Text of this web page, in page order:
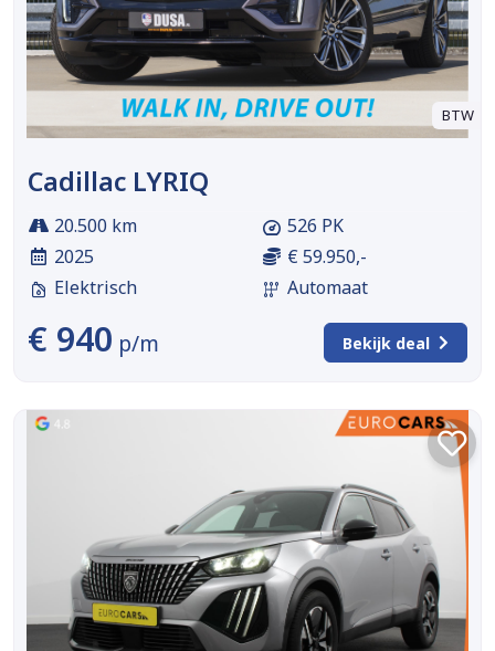
BTW
Cadillac LYRIQ
20.500 km
2025
Elektrisch
526 PK
€ 59.950,-
Automaat
€ 940 p/m Bekijk deal